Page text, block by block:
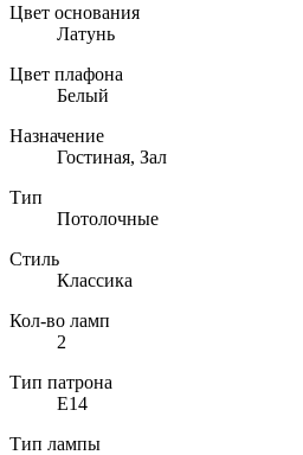
Цвет основания
Латунь
Цвет плафона
Белый
Назначение
Гостиная, Зал
Тип
Потолочные
Стиль
Классика
Кол-во ламп
2
Тип патрона
E14
Тип лампы